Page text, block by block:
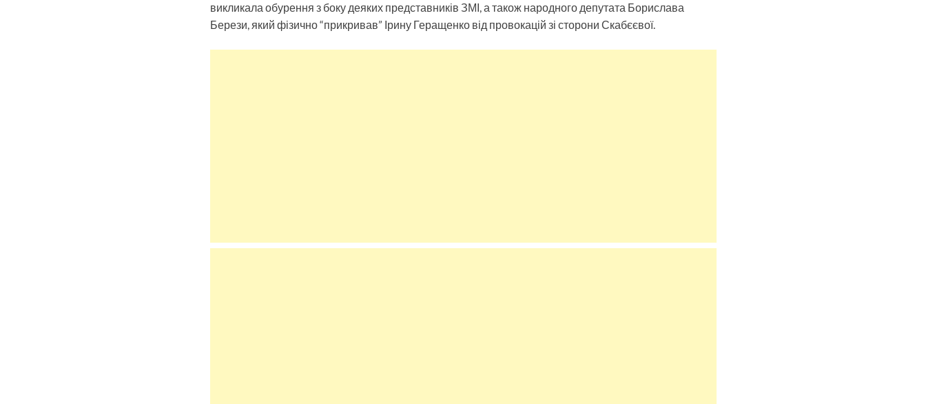
викликала обурення з боку деяких представників ЗМІ, а також народного депутата Борислава
Берези, який фізично “прикривав” Ірину Геращенко від провокацій зі сторони Скабєєвої.